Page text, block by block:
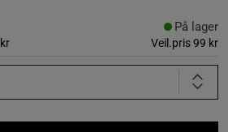
Veil.pris99 kr
På lager